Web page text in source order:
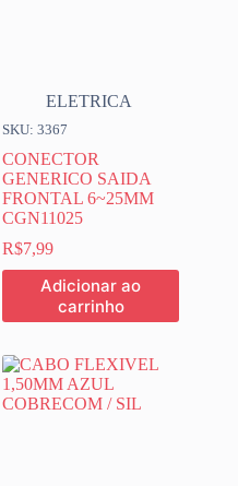
ELETRICA
SKU: 3367
CONECTOR
GENERICO SAIDA
FRONTAL 6~25MM
CGN11025
R$7,99
Adicionar ao
carrinho